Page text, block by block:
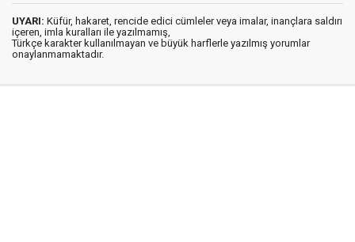
UYARI: Küfür, hakaret, rencide edici cümleler veya imalar, inançlara saldırı
içeren, imla kuralları ile yazılmamış,
Türkçe karakter kullanılmayan ve büyük harflerle yazılmış yorumlar
onaylanmamaktadır.